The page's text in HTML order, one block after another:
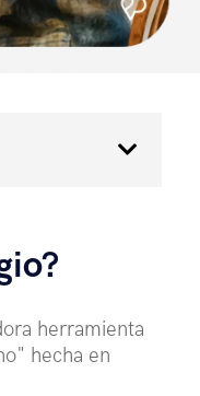
herramienta
hecha en